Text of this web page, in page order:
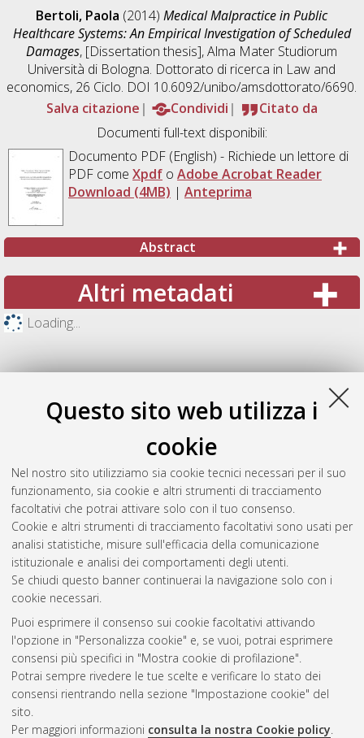
Questo sito web utilizza i
cookie
Nel nostro sito utilizziamo sia cookie tecnici necessari per il suo
funzionamento, sia cookie e altri strumenti di tracciamento
facoltativi che potrai attivare solo con il tuo consenso.
Cookie e altri strumenti di tracciamento facoltativi sono usati per
analisi statistiche, misure sull'efficacia della comunicazione
istituzionale e analisi dei comportamenti degli utenti.
Se chiudi questo banner continuerai la navigazione solo con i
cookie necessari.
Puoi esprimere il consenso sui cookie facoltativi attivando
l'opzione in "Personalizza cookie" e, se vuoi, potrai esprimere
consensi più specifici in "Mostra cookie di profilazione".
Potrai sempre rivedere le tue scelte e verificare lo stato dei
consensi rientrando nella sezione "Impostazione cookie" del
sito.
Per maggiori informazioni consulta la nostra Cookie policy.
Bertoli, Paola (2014)Medical Malpractice in Public
Healthcare Systems: An Empirical Investigation of Scheduled
Damages, [Dissertation thesis], Alma Mater Studiorum
Università di Bologna. Dottorato di ricerca in Law and
economics, 26 Ciclo. DOI 10.6092/unibo/amsdottorato/6690.
Salva citazione
Condividi
Citato da
Documenti full-text disponibili:
Documento PDF(English) - Richiede un lettore di
PDF come Xpdfo Adobe Acrobat Reader
Download (4MB) | Anteprima
Abstract
Altri metadati
Loading...
Gestione del documento:
Atom
Rss 1.0
Rss 2.0
ISSN: 2038-7946